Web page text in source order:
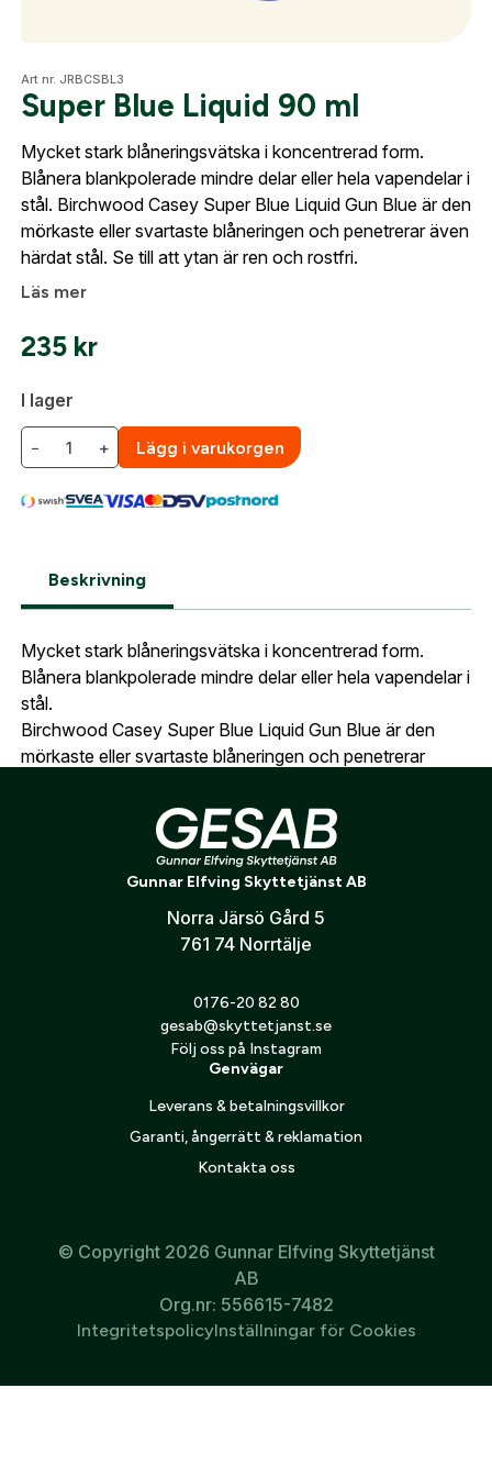
Optik
Mer
Mitt konto
Kontakta oss
Art nr. JRBCSBL3
Super Blue Liquid 90 ml
Mycket stark blåneringsvätska i koncentrerad form.
Blånera blankpolerade mindre delar eller hela vapendelar i
stål. Birchwood Casey Super Blue Liquid Gun Blue är den
mörkaste eller svartaste blåneringen och penetrerar även
härdat stål. Se till att ytan är ren och rostfri.
Läs mer
235 kr
I lager
− + Lägg i varukorgen
Beskrivning
Mycket stark blåneringsvätska i koncentrerad form.
Blånera blankpolerade mindre delar eller hela vapendelar i
stål.
Birchwood Casey Super Blue Liquid Gun Blue är den
mörkaste eller svartaste blåneringen och penetrerar
Fungerar ej på rostfritt stål och aluminium.
Volym: 90ml
Logga in
Logga in för att handla med dina avtalspriser, smidig
fakturabetalning och tillgång till orderhistorik.
När du är inloggad hanteras beställningen
automatiskt enligt dina inställningar.
Lösenord:
Glömt lösenord?
Skapa konto och handla enklare
Är du företag eller förening?Med ett eget
konto hos oss får du snabbare utcheckning,
översikt över dina beställningar och sparade
uppgifter.
oss så hjälper vi dig att skapa ett konto.
Företag- eller Föreningsnamn:
Org. nummer
Leverans & fakturaadress
Gatuadress:
Postnummer:*
Land:*
(kommer bli ditt användarnamn)
Verifiera e-post:*
Jag godkänner att mina personuppgifter behandlas enligt
personuppgiftspolicy.
Fyll i din e-post adress nedan så kontaktar vi dig
Super Blue Liquid 90 ml
E-post adress
Jag godkänner att mina uppgifter sparas enligt
integritetspolicyn.
Bevaka
Gunnar Elfving Skyttetjänst AB
Norra Järsö Gård 5
761 74 Norrtälje
0176-20 82 80
gesab@skyttetjanst.se
Följ oss på Instagram
Genvägar
Leverans & betalningsvillkor
Garanti, ångerrätt & reklamation
Kontakta oss
© Copyright 2026 Gunnar Elfving Skyttetjänst
AB
Org.nr: 556615-7482
IntegritetspolicyInställningar för Cookies